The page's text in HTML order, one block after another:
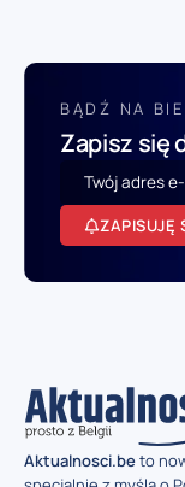
BĄDŹ NA
Zapisz się
ZAPISUJĘ
Aktualnosci.beto